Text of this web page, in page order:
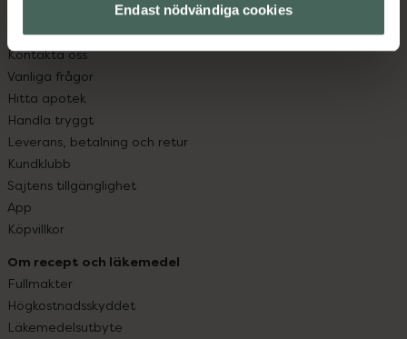
Endast nödvändiga cookies
Kundservice
Kontakta oss
Vanliga frågor
Hitta apotek
Handla tryggt
Leverans, betalning och retur
Kundklubb
Sajtens tillgänglighet
App
Köpvillkor
Om recept och läkemedel
Fullmakter
Högkostnadsskyddet
Läkemedelsutbyte